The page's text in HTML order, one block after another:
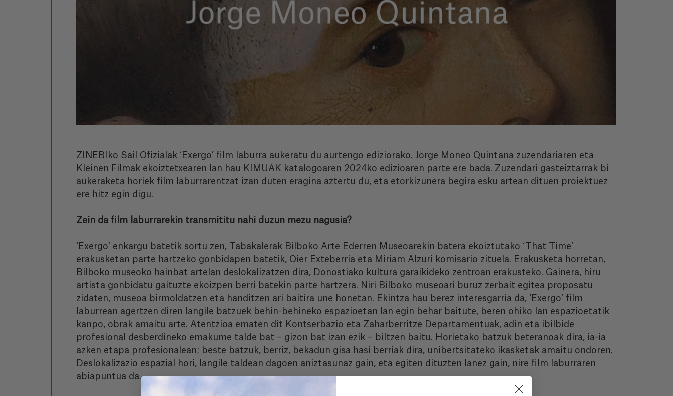
ZINEBIko Sail Ofizialak ‘Exergo’ film laburra aukeratu du aurtengo ediziorako. Jorge Moneo Quintana zuzendariaren eta
Kleinen Filmak ekoiztetxearen lan hau KIMUAK katalogoaren 2024ko edizioaren parte ere bada. Zuzendari gasteiztarrak bi
aukeraketa horiek film laburrarentzat izan duten eragina aztertu du, eta etorkizunera begira esku artean dituen proiektuez
ere hitz egin digu.
Zein da film laburrarekin transmititu nahi duzun mezu nagusia?
‘Exergo’ enkargu batetik sortu zen, Tabakalerak Bilboko Arte Ederren Museoarekin batera ekoiztutako ‘That Time’
erakusketan parte hartzeko gonbidapen batetik, Oier Exteberria eta Miriam Alzuri komisario zituela. Erakusketa horretan,
Bilboko museoko hainbat artelan deslokalizatzen dira, Donostiako kultura garaikideko zentroan erakusteko. Gainera, hiru
artista gonbidatu gaituzte ekoizpen berri batekin parte hartzera. Niri Bilboko museoari buruz zerbait egitea proposatu
zidaten, museoa birmoldatzen eta handitzen ari baitira une honetan. Ekintza hau berez interesgarria da, ‘Exergo’ film
laburrean agertzen diren langile batzuek behin-behineko espazioetan lan egin behar baitute, beren ohiko lan espazioetatik
kanpo, obrak amaitu arte. Atentzioa ematen dit Kontserbazio eta Zaharberritze Departamentuak, adin eta ibilbide
profesional desberdineko emakume talde bat – gizon bat izan ezik – biltzen baitu. Horietako batzuk beteranoak dira, ia-ia
azken etapa profesionalean; beste batzuk, berriz, bekadun gisa hasi berriak dira, unibertsitateko ikasketak amaitu ondoren.
Deslokalizazio espazial hori, langile taldean dagoen aniztasunaz gain, eta egiten dituzten lanez gain, nire film laburraren
abiapuntua da.